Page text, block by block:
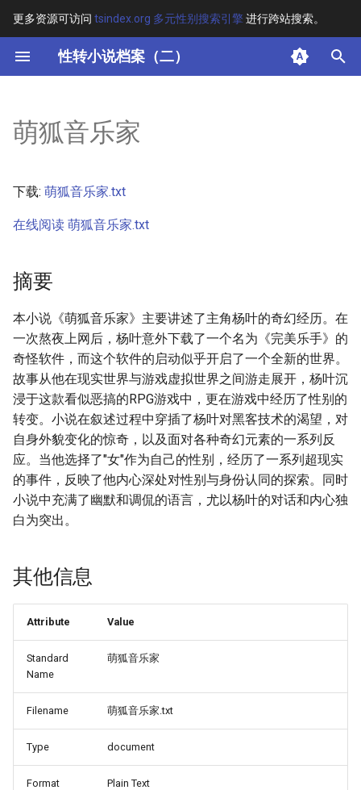
更多资源可访问 tsindex.org 多元性别搜索引擎进行跨站搜索。
性转小说档案（二）
键
开
搜
索
其他信息
正文
萌狐音乐家
下载: 萌狐音乐家.txt
在线阅读 萌狐音乐家.txt
摘要
本小说《萌狐音乐家》主要讲述了主角杨叶的奇幻经历。在
一次熬夜上网后，杨叶意外下载了一个名为《完美乐手》的
奇怪软件，而这个软件的启动似乎开启了一个全新的世界。
故事从他在现实世界与游戏虚拟世界之间游走展开，杨叶沉
浸于这款看似恶搞的RPG游戏中，更在游戏中经历了性别的
转变。小说在叙述过程中穿插了杨叶对黑客技术的渴望，对
自身外貌变化的惊奇，以及面对各种奇幻元素的一系列反
应。当他选择了"女"作为自己的性别，经历了一系列超现实
的事件，反映了他内心深处对性别与身份认同的探索。同时
小说中充满了幽默和调侃的语言，尤以杨叶的对话和内心独
白为突出。
其他信息
Attribute Value
Standard
Name
萌狐音乐家
Filename 萌狐音乐家.txt
Type document
Format Plain Text